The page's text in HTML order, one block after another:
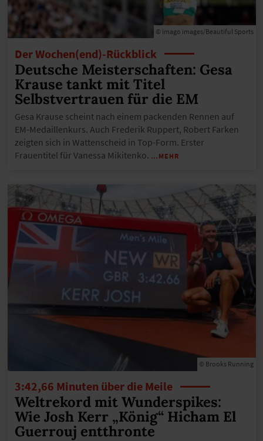
© imago images/Beautiful Sports
Der Wochen(end)-Rückblick
Deutsche Meisterschaften: Gesa
Krause tankt mit Titel
Selbstvertrauen für die EM
Gesa Krause scheint nach einem packenden Rennen auf
EM-Medaillenkurs. Auch Frederik Ruppert, Robert Farken
zeigten sich in Wattenscheid in Top-Form. Erster
Frauentitel für Vanessa Mikitenko. …MEHR
© Brooks Running
3:42,66 Minuten über die Meile
Weltrekord mit Wunderspikes:
Wie Josh Kerr „König“ Hicham El
Guerrouj entthronte